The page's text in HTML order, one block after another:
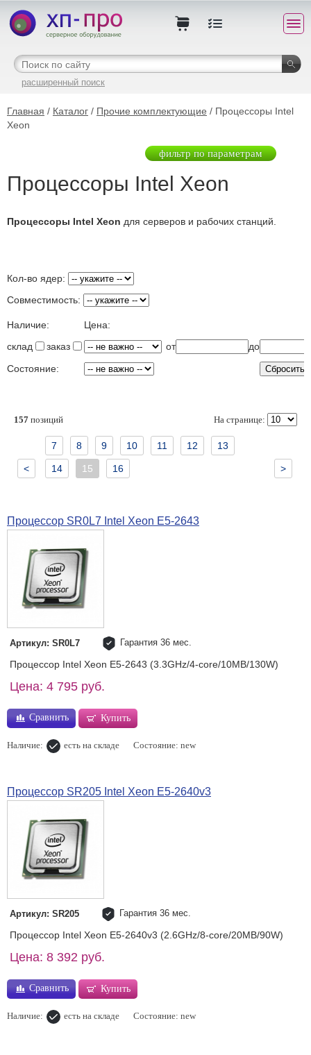
расширенный поиск
Главная / Каталог / Прочие комплектующие / Процессоры Intel
Xeon
фильтр по параметрам
Процессоры Intel Xeon
Процессоры Intel Xeon для серверов и рабочих станций.
Кол-во ядер:
Совместимость:
Наличие:
Цена:
склад
заказ от
до
Состояние:
157 позиций
<
7 8 9 10 11 12 13
14 15 16 >
На странице:
Процессор SR0L7 Intel Xeon E5-2643
Артикул: SR0L7 Гарантия 36 мес.
Процессор Intel Xeon E5-2643 (3.3GHz/4-core/10MB/130W)
Цена: 4 795 руб.
Сравнить Купить
Наличие: есть на складе Состояние: new
Процессор SR205 Intel Xeon E5-2640v3
Артикул: SR205 Гарантия 36 мес.
Процессор Intel Xeon E5-2640v3 (2.6GHz/8-core/20MB/90W)
Цена: 8 392 руб.
Сравнить Купить
Наличие: есть на складе Состояние: new